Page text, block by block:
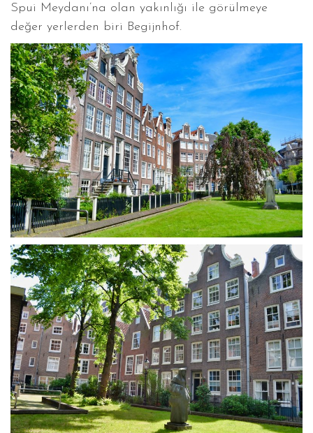
Spui Meydanı’na olan yakınlığı ile görülmeye
değer yerlerden biri Begijnhof.